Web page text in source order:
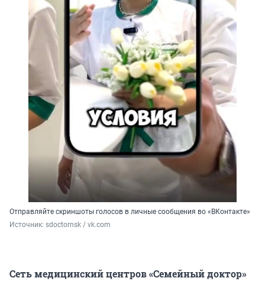
Отправляйте скриншоты голосов в личные сообщения во «ВКонтакте»
Источник: sdoctornsk / vk.com
Сеть медицинский центров «Семейный доктор»